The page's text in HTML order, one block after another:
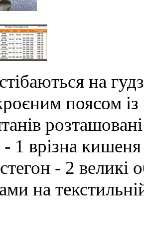
на
поясом
- 1 врізна
- 2 великі
на